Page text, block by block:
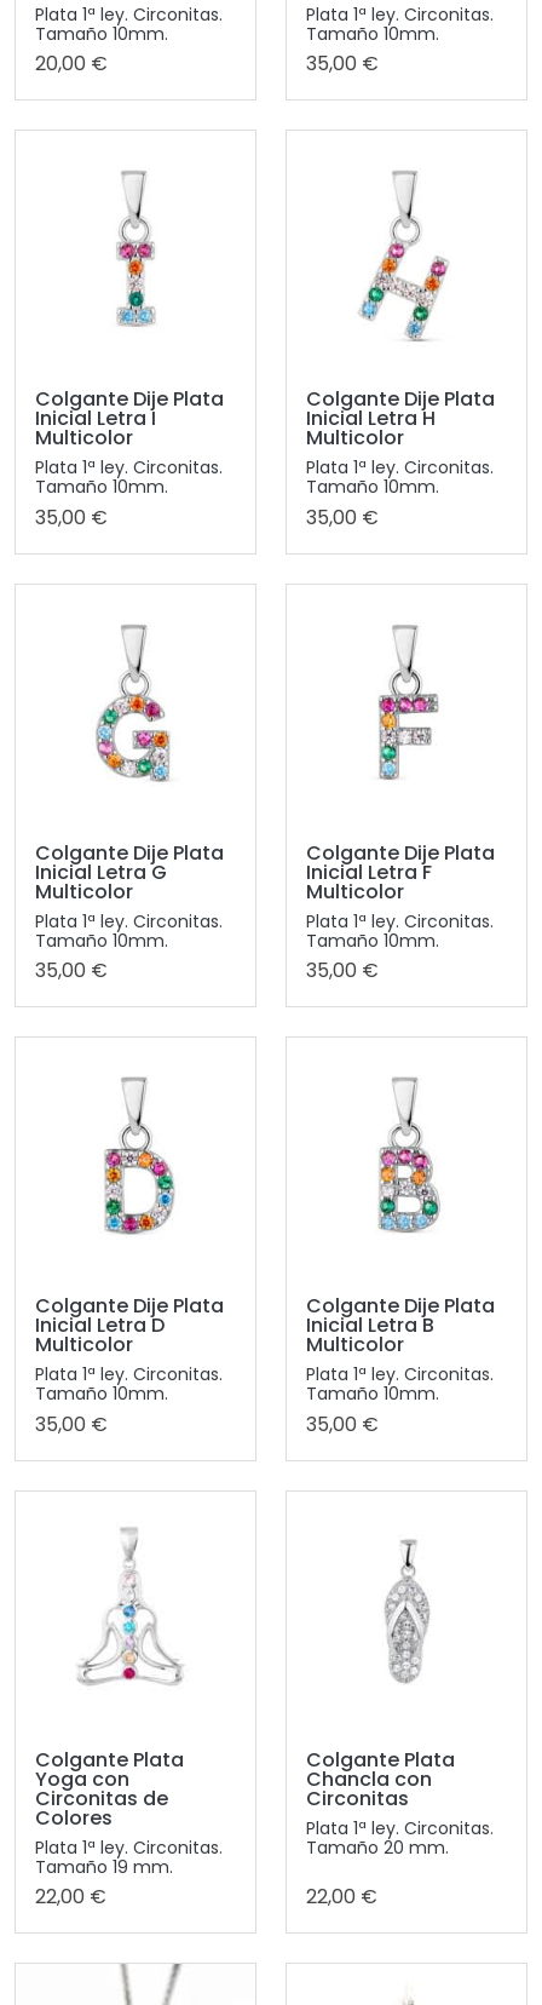
Plata 1ª ley. Circonitas.
Tamaño 10mm.
20,00 €
Plata 1ª ley. Circonitas.
Tamaño 10mm.
35,00 €
Colgante Dije Plata
Inicial Letra I
Multicolor
Plata 1ª ley. Circonitas.
Tamaño 10mm.
35,00 €
Colgante Dije Plata
Inicial Letra H
Multicolor
Plata 1ª ley. Circonitas.
Tamaño 10mm.
35,00 €
Colgante Dije Plata
Inicial Letra G
Multicolor
Plata 1ª ley. Circonitas.
Tamaño 10mm.
35,00 €
Colgante Dije Plata
Inicial Letra F
Multicolor
Plata 1ª ley. Circonitas.
Tamaño 10mm.
35,00 €
Colgante Dije Plata
Inicial Letra D
Multicolor
Plata 1ª ley. Circonitas.
Tamaño 10mm.
35,00 €
Colgante Dije Plata
Inicial Letra B
Multicolor
Plata 1ª ley. Circonitas.
Tamaño 10mm.
35,00 €
Colgante Plata
Yoga con
Circonitas de
Colores
Plata 1ª ley. Circonitas.
Tamaño 19 mm.
22,00 €
Colgante Plata
Chancla con
Circonitas
Plata 1ª ley. Circonitas.
Tamaño 20 mm.
22,00 €